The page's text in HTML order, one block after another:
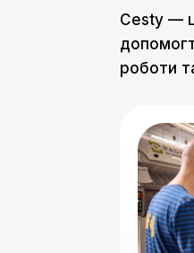
Cesty —
роботи